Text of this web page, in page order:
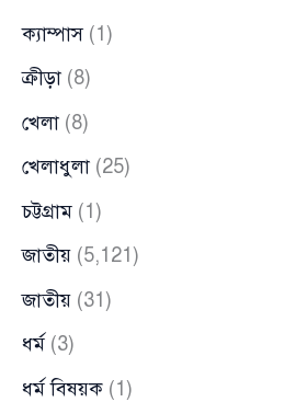
ক্যাম্পাস(1)
ক্রীড়া (8)
খেলা (8)
খেলাধুলা (25)
চট্টগ্রাম (1)
জাতীয় (5,121)
জাতীয় (31)
ধর্ম (3)
ধর্ম বিষয়ক (1)